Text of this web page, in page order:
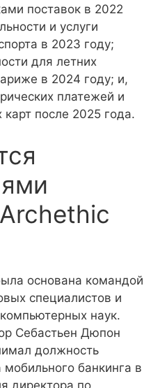
поставок в 2022
и услуги
в 2023 году;
для летних
в 2024 году; и,
платежей и
после 2025 года.
основана командой
специалистов и
наук.
Себастьен Дюпон
должность
мобильного банкинга в
директора по